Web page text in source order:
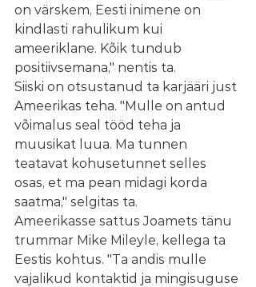
on värskem, Eesti inimene on
kindlasti rahulikum kui
ameeriklane. Kõik tundub
positiivsemana," nentis ta.
Siiski on otsustanud ta karjääri just
Ameerikas teha. "Mulle on antud
võimalus seal tööd teha ja
muusikat luua. Ma tunnen
teatavat kohusetunnet selles
osas, et ma pean midagi korda
saatma," selgitas ta.
Ameerikasse sattus Joamets tänu
trummar Mike Mileyle, kellega ta
Eestis kohtus. "Ta andis mulle
vajalikud kontaktid ja mingisuguse